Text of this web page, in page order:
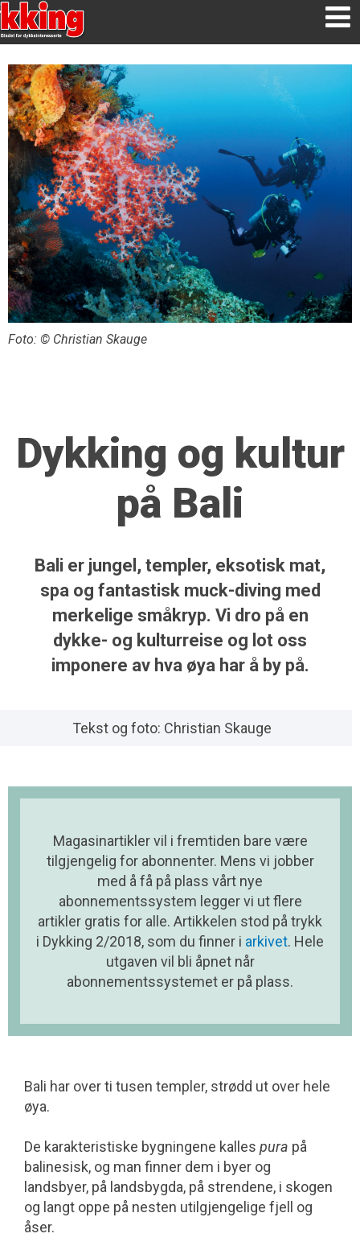
Foto: © Christian Skauge
Dykking og kultur
på Bali
Bali er jungel, templer, eksotisk mat,
spa og fantastisk muck-diving med
merkelige småkryp. Vi dro på en
dykke- og kulturreise og lot oss
imponere av hva øya har å by på.
Tekst og foto: Christian Skauge
Magasinartikler vil i fremtiden bare være
tilgjengelig for abonnenter. Mens vi jobber
med å få på plass vårt nye
abonnementssystem legger vi ut flere
artikler gratis for alle. Artikkelen stod på trykk
i Dykking 2/2018, som du finner i arkivet. Hele
utgaven vil bli åpnet når
abonnementssystemet er på plass.
Bali har over ti tusen templer, strødd ut over hele
øya.
De karakteristiske bygningene kalles pura på
balinesisk, og man finner dem i byer og
landsbyer, på landsbygda, på strendene, i skogen
og langt oppe på nesten utilgjengelige fjell og
åser.